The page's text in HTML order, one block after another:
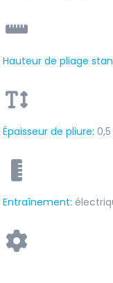
Hauteur de pliage
Épaisseur de pliure:
Entraînement: